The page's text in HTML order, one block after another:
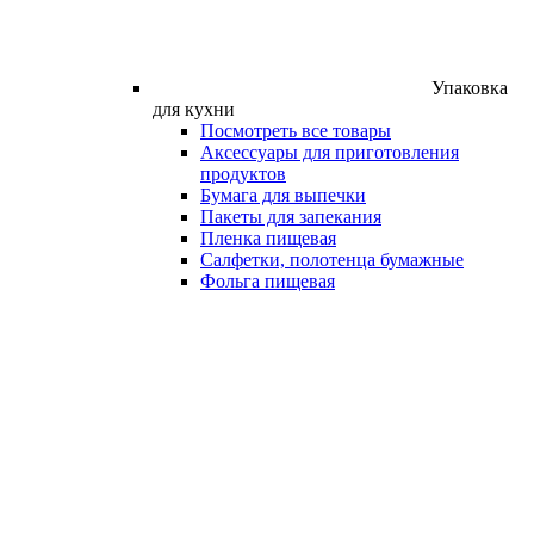
Упаковка
для кухни
Посмотреть все товары
Аксессуары для приготовления
продуктов
Бумага для выпечки
Пакеты для запекания
Пленка пищевая
Салфетки, полотенца бумажные
Фольга пищевая